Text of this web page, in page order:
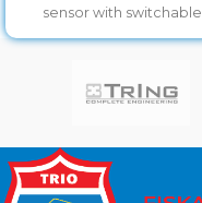
sensor with switchable
resolution of